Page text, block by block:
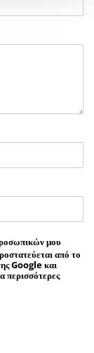
μου
από το
Google και
περισσότερες